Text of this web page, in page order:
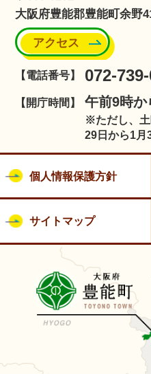
大阪府豊能郡豊能町余野
アクセス
【電話番号】 072-
【開庁時間】 午前9時
※ただし、土
29日から1月
個人情報保護方針
サイトマップ